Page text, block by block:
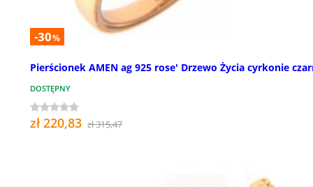
-30%
Pierścionek AMEN ag 925 rose' Drzewo Życia cyrkonie
DOSTĘPNY
zł 220,83 zł 315,47